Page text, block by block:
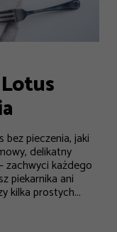
pieczenia, jaki
delikatny
zachwyci każdego
piekarnika ani
kilka prostych...